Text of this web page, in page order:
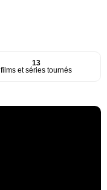
13
films et séries tournés